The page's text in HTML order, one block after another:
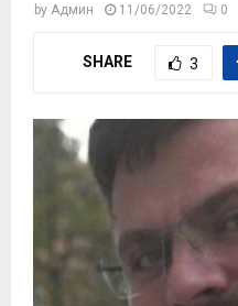
by Админ 11/06/2022 0
SHARE 3